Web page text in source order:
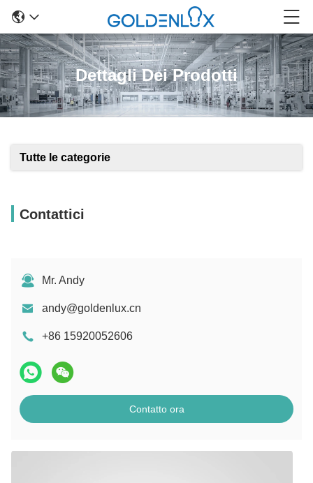
Dettagli Dei Prodotti
Tutte le categorie
Contattici
Mr. Andy
andy@goldenlux.cn
+86 15920052606
Contatto ora